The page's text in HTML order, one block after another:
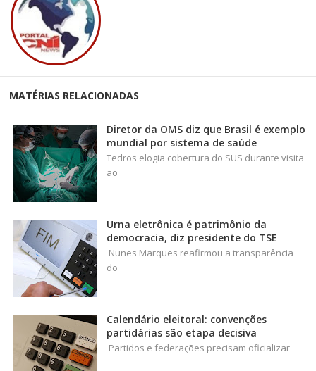
MATÉRIAS RELACIONADAS
Diretor da OMS diz que Brasil é exemplo
mundial por sistema de saúde
Tedros elogia cobertura do SUS durante visita
ao
Urna eletrônica é patrimônio da
democracia, diz presidente do TSE
Nunes Marques reafirmou a transparência
do
Calendário eleitoral: convenções
partidárias são etapa decisiva
Partidos e federações precisam oficializar